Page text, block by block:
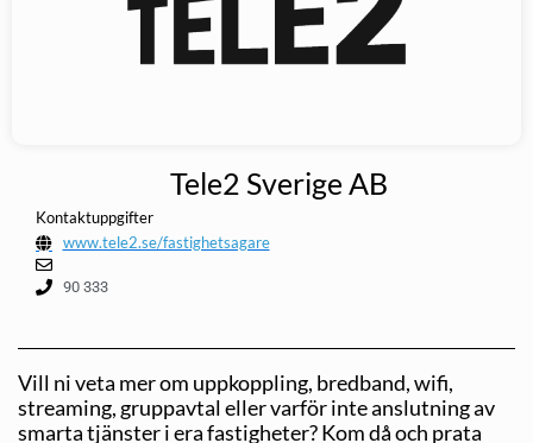
Tele2 Sverige AB
Kontaktuppgifter
www.tele2.se/fastighetsagare
90 333
Vill ni veta mer om uppkoppling, bredband, wifi,
streaming, gruppavtal eller varför inte anslutning av
smarta tjänster i era fastigheter? Kom då och prata